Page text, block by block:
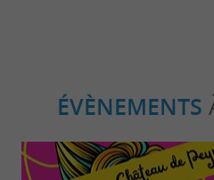
ÉVÈNEMENTS